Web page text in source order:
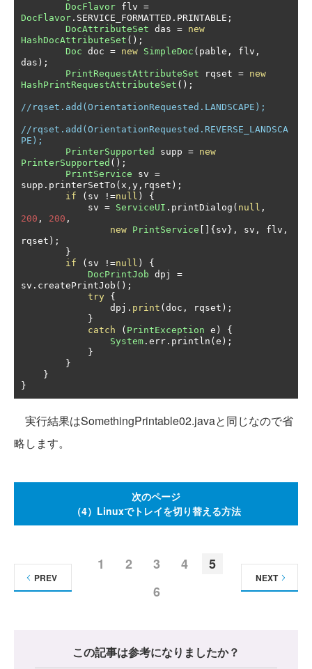
DocFlavor flv =
DocFlavor . SERVICE_FORMATTED . PRINTABLE ;
DocAttributeSet das = new
HashDocAttributeSet ();
Doc doc = new SimpleDoc ( pable , flv ,
das );
PrintRequestAttributeSet rqset = new
HashPrintRequestAttributeSet ();
//rqset.add(OrientationRequested.LANDSCAPE);
//rqset.add(OrientationRequested.REVERSE_LANDSCA
PE);
PrinterSupported
supp = new
PrinterSupported ();
PrintService sv =
supp . printerSetTo ( x , y , rqset );
if
( sv !=null )
{
            sv
= ServiceUI . printDialog ( null ,
200 , 200 ,
new PrintService []{ sv }, sv , flv ,
rqset );
}
if
( sv !=null )
{
DocPrintJob dpj =
sv . createPrintJob ();
try
{
                dpj
. print ( doc , rqset );
}
catch
( PrintException e )
{
System . err . println ( e );
}
}
}
}
実行結果はSomethingPrintable02.javaと同じなので省
略します。
次のページ
（4）Linuxでトレイを切り替える方法
1 2 3 4
5
6
PREV NEXT
この記事は参考になりましたか？